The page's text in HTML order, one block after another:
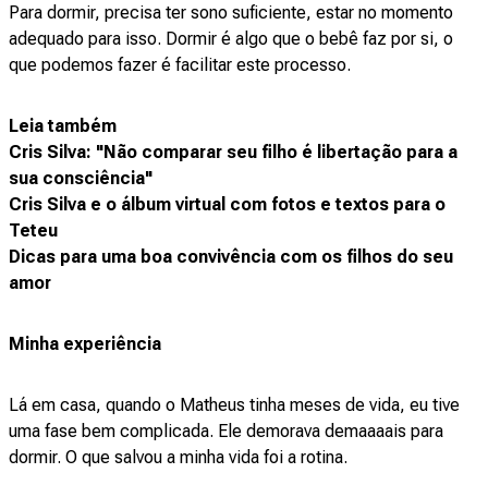
Para dormir, precisa ter sono suficiente, estar no momento
adequado para isso. Dormir é algo que o bebê faz por si, o
que podemos fazer é facilitar este processo.
Leia também
Cris Silva: "Não comparar seu filho é libertação para a
sua consciência"
Cris Silva e o álbum virtual com fotos e textos para o
Teteu
Dicas para uma boa convivência com os filhos do seu
amor
Minha experiência
Lá em casa, quando o Matheus tinha meses de vida, eu tive
uma fase bem complicada. Ele demorava demaaaais para
dormir. O que salvou a minha vida foi a rotina.